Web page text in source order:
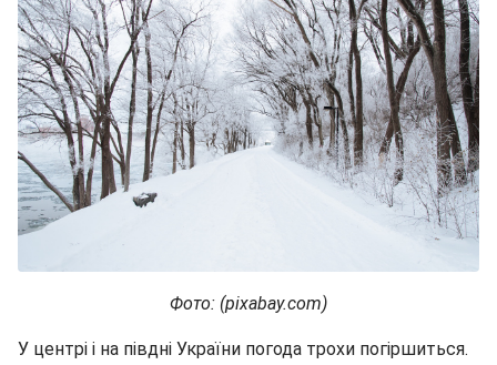
Фото: (pixabay.com)
У центрі і на півдні України погода трохи погіршиться.